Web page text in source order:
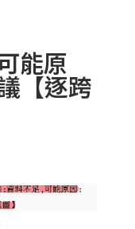
能原
【逐跨